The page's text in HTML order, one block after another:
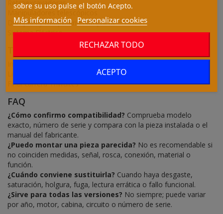
Retroexcavadoras
Manipuladores telescópicos
Dumpers y maquinaria compacta
Sistema Eléctrico
También conocido como
Interruptor límite
Final carrera Thwaites
FAQ
¿Cómo confirmo compatibilidad? Comprueba modelo
exacto, número de serie y compara con la pieza instalada o el
manual del fabricante.
¿Puedo montar una pieza parecida? No es recomendable si
no coinciden medidas, señal, rosca, conexión, material o
función.
¿Cuándo conviene sustituirla? Cuando haya desgaste,
saturación, holgura, fuga, lectura errática o fallo funcional.
¿Sirve para todas las versiones? No siempre; puede variar
por año, motor, cabina, circuito o número de serie.
sobre su uso pulse el botón Acepto.
Más información Personalizar cookies
RECHAZAR TODO
ACEPTO